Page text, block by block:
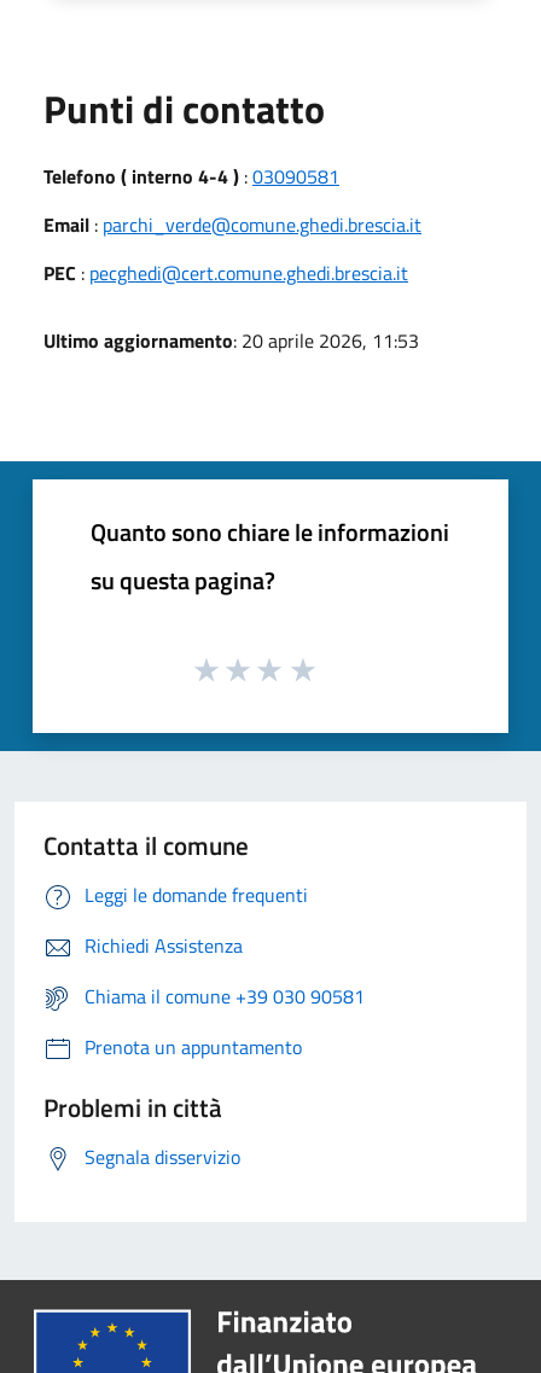
Punti di contatto
Telefono ( interno 4-4 ) :03090581
Email : parchi_verde@comune.ghedi.brescia.it
PEC : pecghedi@cert.comune.ghedi.brescia.it
Ultimo aggiornamento: 20 aprile 2026, 11:53
Quanto sono chiare le informazioni
su questa pagina?
Contatta il comune
Leggi le domande frequenti
Richiedi Assistenza
Chiama il comune +39 030 90581
Prenota un appuntamento
Problemi in città
Segnala disservizio